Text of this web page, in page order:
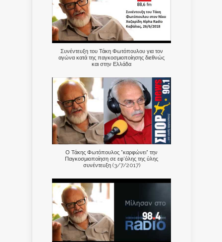
Συνέντευξη του Τάκη Φωτόπουλου για τον
αγώνα κατά της παγκοσμιοποίησης διεθνώς
και στην Ελλάδα
Ο Τάκης Φωτόπουλος "καρφώνει" την
Παγκοσμιοποίηση σε εφ'όλης της ύλης
συνέντευξη (3/7/2017)